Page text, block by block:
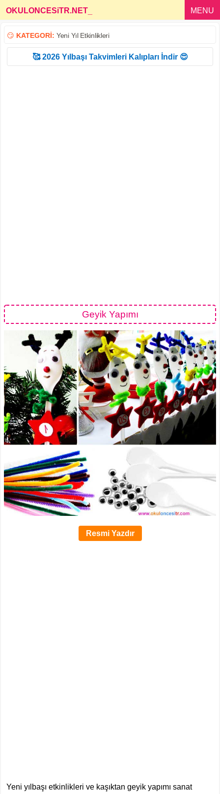
OKULONCESiTR.NET MENU
😏 KATEGORİ: Yeni Yıl Etkinlikleri
🥰 2026 Yılbaşı Takvimleri Kalıpları İndir 😍
Geyik Yapımı
Resmi Yazdır
Yeni yılbaşı etkinlikleri ve kaşıktan geyik yapımı sanat